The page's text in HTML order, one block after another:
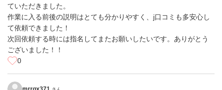
ていただきました。
作業に入る前後の説明はとても分かりやすく、j口コミも多安心し
て依頼できました！
次回依頼する時には指名してまたお願いしたいです。ありがとう
ございました！！
0